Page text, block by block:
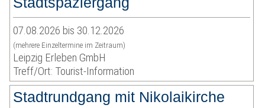
07.08.2026 bis 30.12.2026
(mehrere Einzeltermine im Zeitraum)
Leipzig Erleben GmbH
Treff/Ort: Tourist-Information
Stadtrundgang mit Nikolaikirche